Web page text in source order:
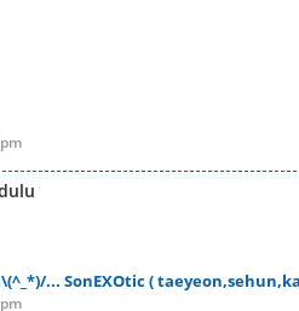
... SonEXOtic (